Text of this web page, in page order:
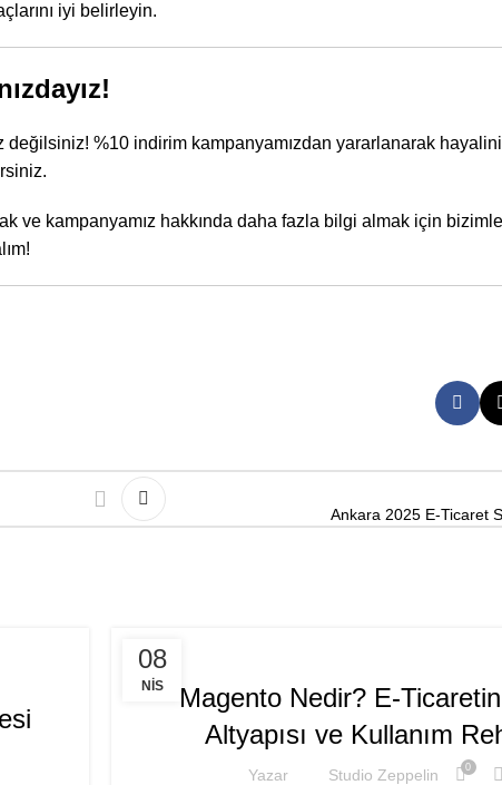
iyi belirleyin.
değilsiniz! %10 indirim kampanyamızdan yararlanarak
ve kampanyamız hakkında daha fazla bilgi almak için
Ankara 2025 E-Ticaret
08
NIS
E-TICARET
Magento Nedir? E-
Altyapısı ve Kullanım
Yazar Studio Zeppelin 0